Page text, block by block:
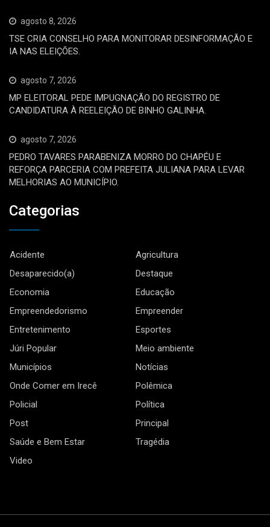
agosto 8, 2026
TSE CRIA CONSELHO PARA MONITORAR DESINFORMAÇÃO E
IA NAS ELEIÇÕES.
agosto 7, 2026
MP ELEITORAL PEDE IMPUGNAÇÃO DO REGISTRO DE
CANDIDATURA À REELEIÇÃO DE BINHO GALINHA.
agosto 7, 2026
PEDRO TAVARES PARABENIZA MORRO DO CHAPÉU E
REFORÇA PARCERIA COM PREFEITA JULIANA PARA LEVAR
MELHORIAS AO MUNICÍPIO.
Categorias
Acidente
Agricultura
Desaparecido(a)
Destaque
Economia
Educação
Empreendedorismo
Empreender
Entretenimento
Esportes
Júri Popular
Meio ambiente
Municípios
Notícias
Onde Comer em Irecê
Polêmica
Policial
Política
Post
Principal
Saúde e Bem Estar
Tragédia
Video